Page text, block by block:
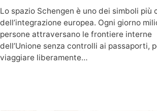
Lo spazio Schengen è uno dei simboli più
dell’integrazione europea. Ogni giorno
persone attraversano le frontiere interne
dell’Unione senza controlli ai passaporti,
viaggiare liberamente…